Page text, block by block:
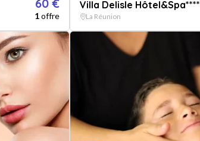
60 €
1offre
Villa Delisle Hôtel&Spa****
La Réunion